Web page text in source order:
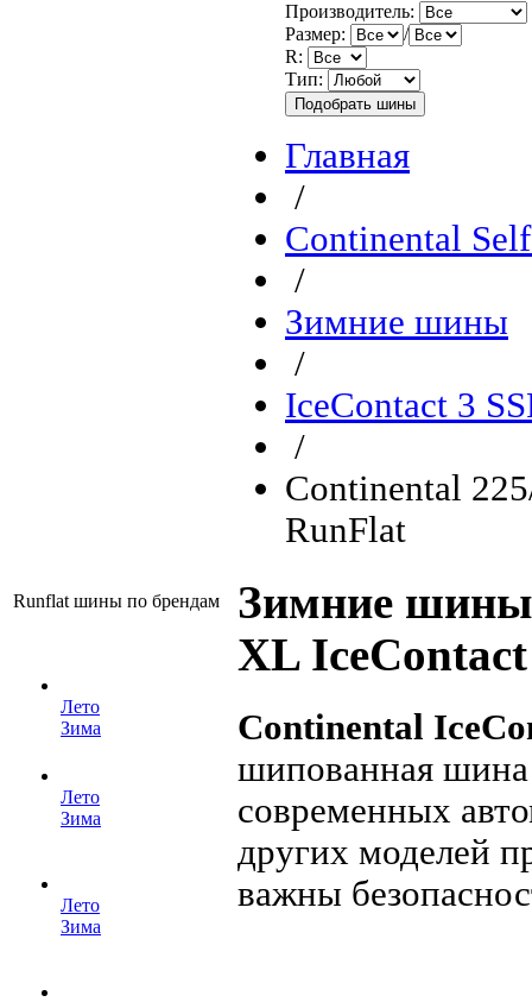
Runflat шины по брендам
Лето
Зима
Лето
Зима
Лето
Зима
Производитель:
Размер:
/
R:
Тип:
Главная
/
Continental
/
Зимние шины
/
IceContact 3
/
Continental
RunFlat
Зимние шины
XL
Continental
шипованная шина
современных
других моделей
важны